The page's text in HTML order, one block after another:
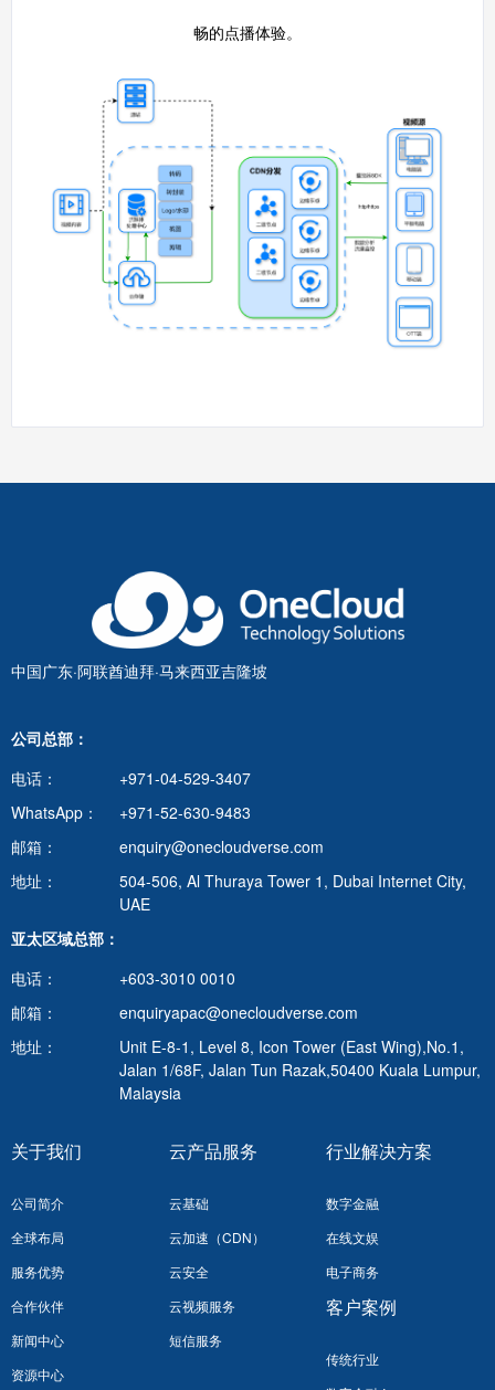
畅的点播体验。
中国广东·阿联酋迪拜·马来西亚吉隆坡
公司总部：
电话：
+971-04-529-3407
WhatsApp：
+971-52-630-9483
邮箱：
enquiry@onecloudverse.com
地址：
504-506, Al Thuraya Tower 1, Dubai Internet City,
UAE
亚太区域总部：
电话：
+603-3010 0010
邮箱：
enquiryapac@onecloudverse.com
地址：
Unit E-8-1, Level 8, Icon Tower (East Wing),No.1,
Jalan 1/68F, Jalan Tun Razak,50400 Kuala Lumpur,
Malaysia
关于我们
公司简介
全球布局
服务优势
合作伙伴
新闻中心
资源中心
云产品服务
云基础
云加速（CDN）
云安全
云视频服务
短信服务
行业解决方案
数字金融
在线文娱
电子商务
客户案例
传统行业